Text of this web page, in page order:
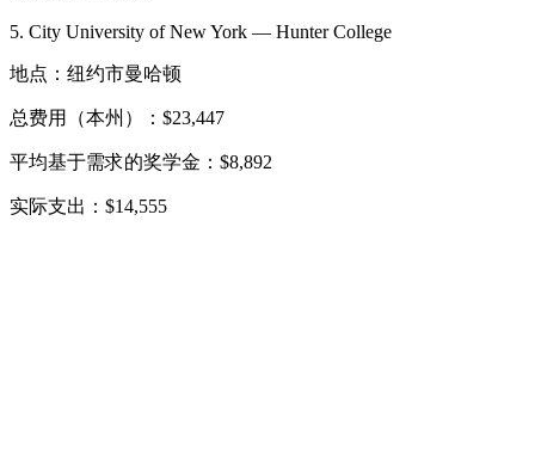
5. City University of New York — Hunter College
地点：纽约市曼哈顿
总费用（本州）：$23,447
平均基于需求的奖学金：$8,892
实际支出：$14,555